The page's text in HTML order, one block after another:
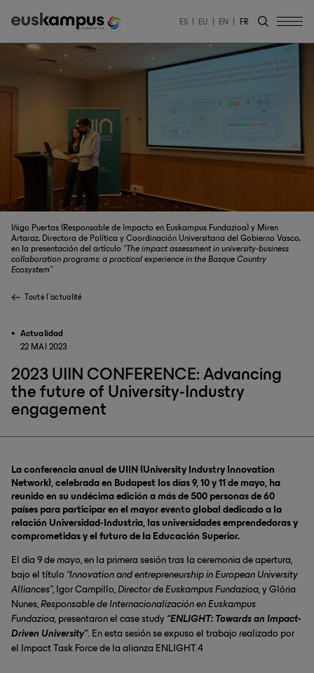
ES EU EN FR
Iñigo Puertas (Responsable de Impacto en Euskampus Fundazioa) y Miren
Artaraz, Directora de Política y Coordinación Universitaria del Gobierno Vasco,
en la presentación del artículo “The impact assessment in university-business
collaboration programs: a practical experience in the Basque Country
Ecosystem”
Toute l'actualité
Actualidad
22 MAI 2023
2023 UIIN CONFERENCE: Advancing
the future of University-Industry
engagement
La conferencia anual de UIIN (University Industry Innovation
Network), celebrada en Budapest los días 9, 10 y 11 de mayo, ha
reunido en su undécima edición a más de 500 personas de 60
países para participar en el mayor evento global dedicado a la
relación Universidad-Industria, las universidades emprendedoras y
comprometidas y el futuro de la Educación Superior.
El día 9 de mayo, en la primera sesión tras la ceremonia de apertura,
bajo el título “Innovation and entrepreneurship in European University
Alliances”, Igor Campillo, Director de Euskampus Fundazioa, y Glória
Nunes, Responsable de Internacionalización en Euskampus
Fundazioa, presentaron el case study “ENLIGHT: Towards an Impact-
Driven University”. En esta sesión se expuso el trabajo realizado por
el Impact Task Force de la alianza ENLIGHT.4